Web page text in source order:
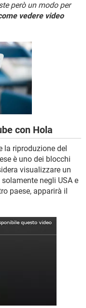
10
però un modo per
vedere video
con Hola
la riproduzione del
è uno dei blocchi
visualizzare un
negli USA e
paese, apparirà il